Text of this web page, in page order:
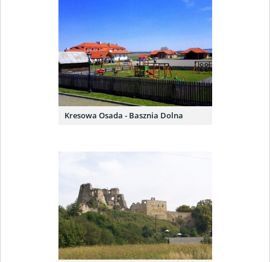
Kresowa Osada - Basznia Dolna